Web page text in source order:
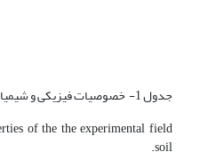
جدول 1- خصوصیات فیزیکی و شیمیائی خاک محل آزمایش
of the the experimental field
soil.